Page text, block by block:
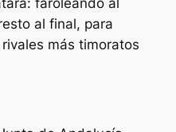
faroleando al
al final, para
más timoratos